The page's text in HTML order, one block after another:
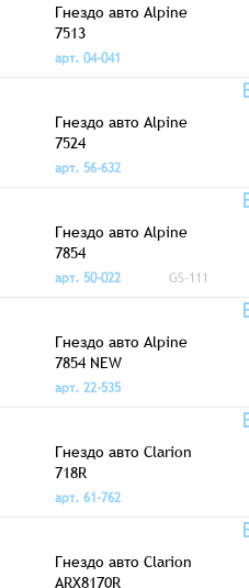
Гнездо авто Alpine
7513
арт. 04-041
Гнездо авто Alpine
7524
арт. 56-632
Гнездо авто Alpine
7854
арт. 50-022
GS-111
Гнездо авто Alpine
7854 NEW
арт. 22-535
Гнездо авто Clarion
718R
арт. 61-762
Гнездо авто Clarion
ARX8170R